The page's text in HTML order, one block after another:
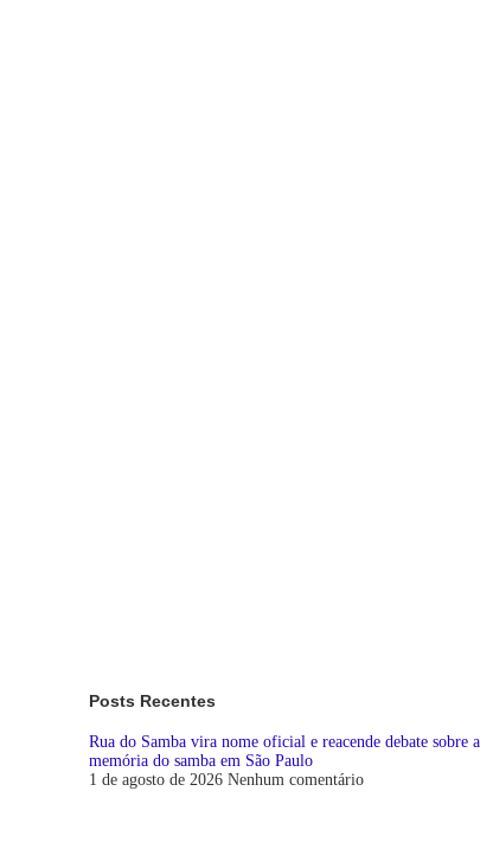
Posts Recentes
Rua do Samba vira nome oficial e reacende debate sobre a
memória do samba em São Paulo
1 de agosto de 2026 Nenhum comentário